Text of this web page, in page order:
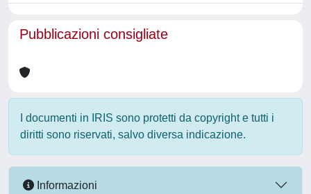
Pubblicazioni consigliate
I documenti in IRIS sono protetti da copyright e tutti i
diritti sono riservati, salvo diversa indicazione.
Informazioni